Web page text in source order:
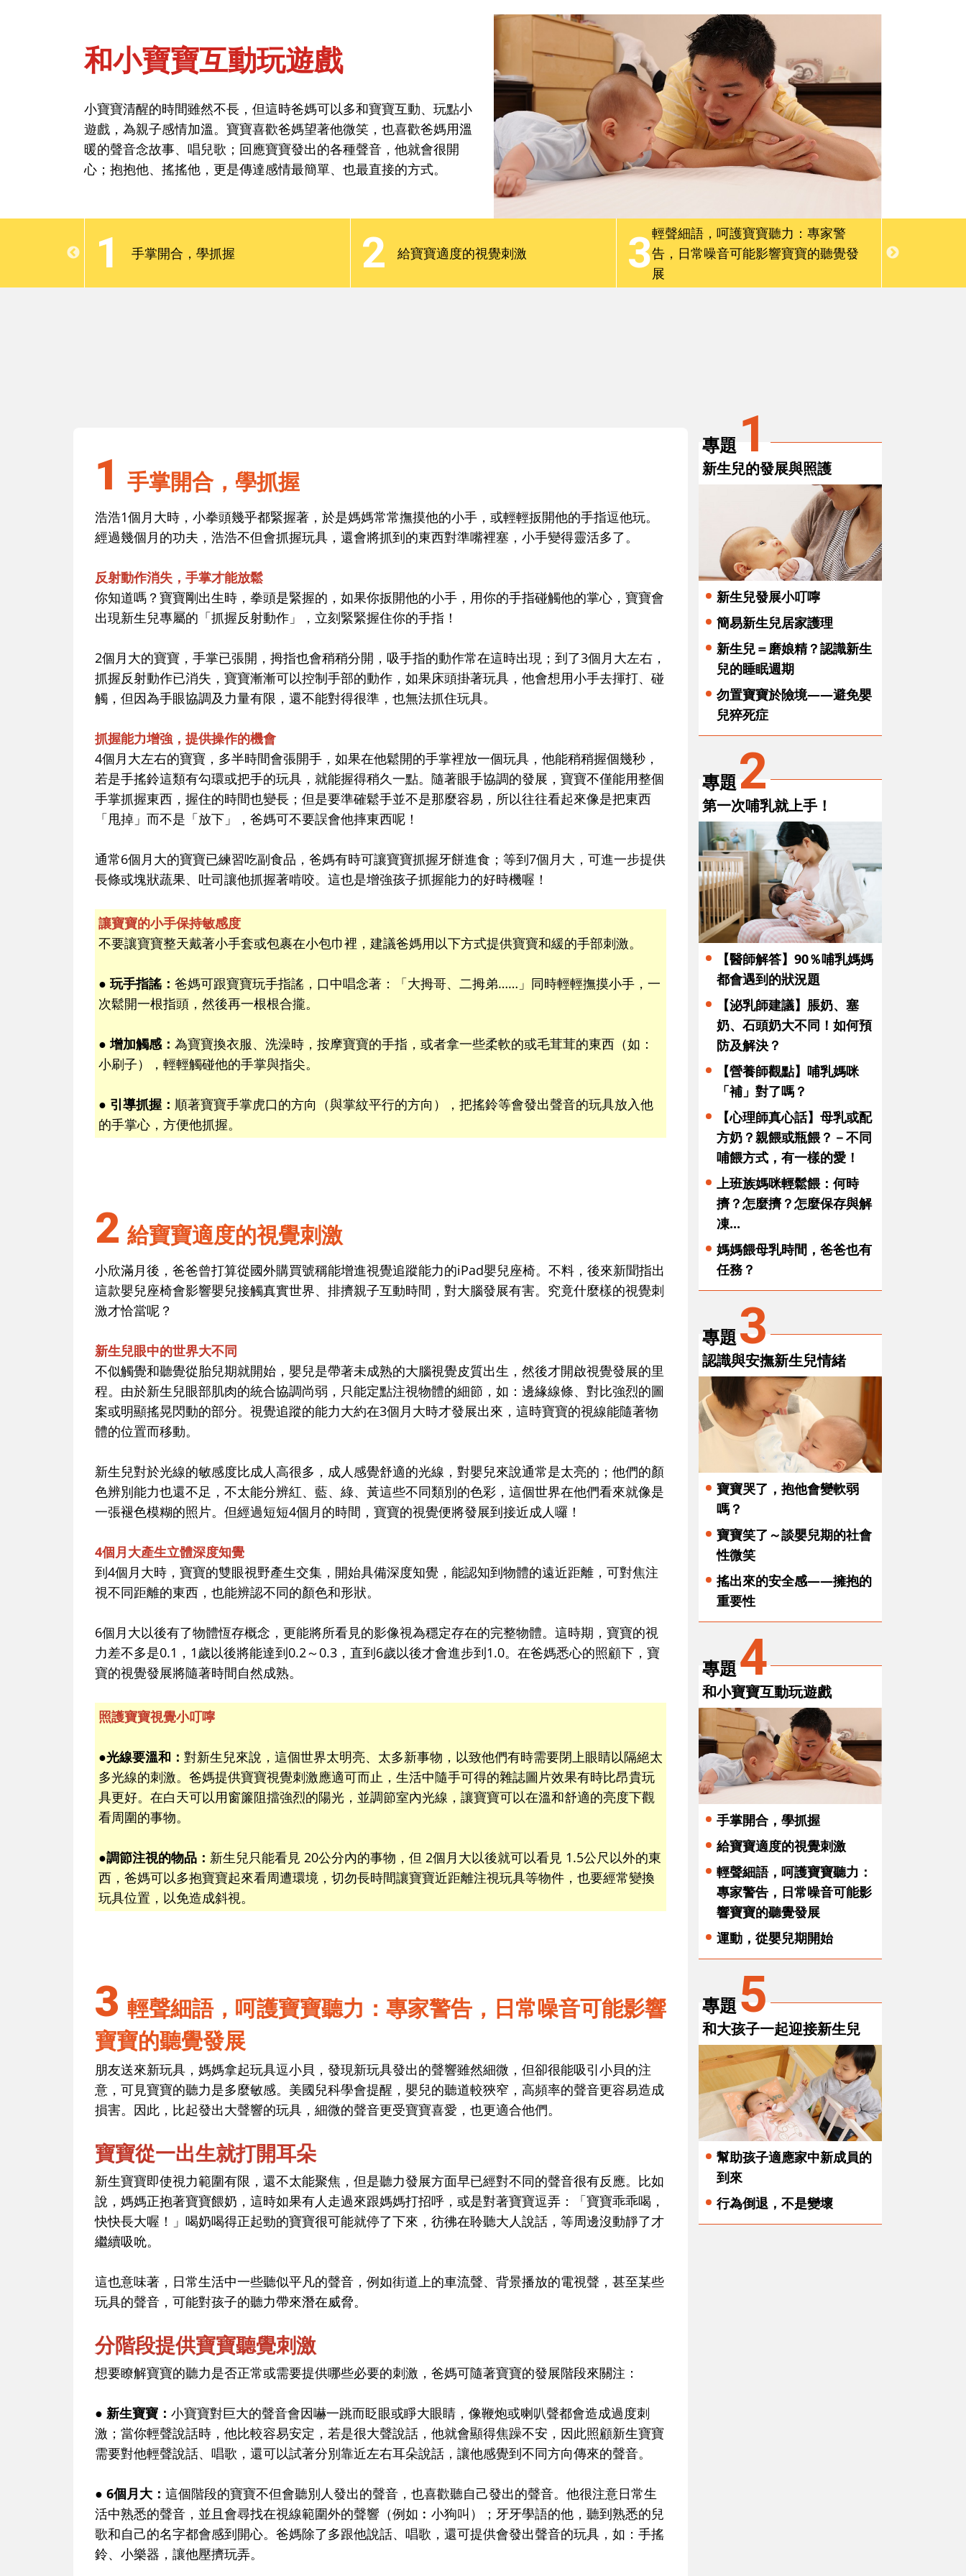
焦點話題 最新觀點 Podcast 親子慢讀 請問專家 會員限定服務
和小寶寶互動玩遊戲
小寶寶清醒的時間雖然不長，但這時爸媽可以多和寶寶互動、玩點小
遊戲，為親子感情加溫。寶寶喜歡爸媽望著他微笑，也喜歡爸媽用溫
暖的聲音念故事、唱兒歌；回應寶寶發出的各種聲音，他就會很開
心；抱抱他、搖搖他，更是傳達感情最簡單、也最直接的方式。
1 手掌開合，學抓握 2 給寶寶適度的視覺刺激 3輕聲細語，呵護寶寶聽力：專家警
告，日常噪音可能影響寶寶的聽覺發
展
4
和小寶寶互動玩遊戲
暖的聲音念故事、唱兒歌；回應寶寶發出的各種聲音，他就會很開
心；抱抱他、搖搖他，更是傳達感情最簡單、也最直接的方式。
1 手掌開合，學抓握
浩浩1個月大時，小拳頭幾乎都緊握著，於是媽媽常常撫摸他的小手，或輕輕扳開他的手指逗他玩。
經過幾個月的功夫，浩浩不但會抓握玩具，還會將抓到的東西對準嘴裡塞，小手變得靈活多了。
反射動作消失，手掌才能放鬆
你知道嗎？寶寶剛出生時，拳頭是緊握的，如果你扳開他的小手，用你的手指碰觸他的掌心，寶寶會
出現新生兒專屬的「抓握反射動作」，立刻緊緊握住你的手指！
2個月大的寶寶，手掌已張開，拇指也會稍稍分開，吸手指的動作常在這時出現；到了3個月大左右，
抓握反射動作已消失，寶寶漸漸可以控制手部的動作，如果床頭掛著玩具，他會想用小手去揮打、碰
觸，但因為手眼協調及力量有限，還不能對得很準，也無法抓住玩具。
抓握能力增強，提供操作的機會
4個月大左右的寶寶，多半時間會張開手，如果在他鬆開的手掌裡放一個玩具，他能稍稍握個幾秒，
若是手搖鈴這類有勾環或把手的玩具，就能握得稍久一點。隨著眼手協調的發展，寶寶不僅能用整個
手掌抓握東西，握住的時間也變長；但是要準確鬆手並不是那麼容易，所以往往看起來像是把東西
「甩掉」而不是「放下」，爸媽可不要誤會他摔東西呢！
通常6個月大的寶寶已練習吃副食品，爸媽有時可讓寶寶抓握牙餅進食；等到7個月大，可進一步提供
長條或塊狀蔬果、吐司讓他抓握著啃咬。這也是增強孩子抓握能力的好時機喔！
讓寶寶的小手保持敏感度
不要讓寶寶整天戴著小手套或包裹在小包巾裡，建議爸媽用以下方式提供寶寶和緩的手部刺激。
● 玩手指謠： 爸媽可跟寶寶玩手指謠，口中唱念著：「大拇哥、二拇弟……」同時輕輕撫摸小手，一
次鬆開一根指頭，然後再一根根合攏。
● 增加觸感： 為寶寶換衣服、洗澡時，按摩寶寶的手指，或者拿一些柔軟的或毛茸茸的東西（如：
小刷子），輕輕觸碰他的手掌與指尖。
● 引導抓握： 順著寶寶手掌虎口的方向（與掌紋平行的方向），把搖鈴等會發出聲音的玩具放入他
的手掌心，方便他抓握。
2 給寶寶適度的視覺刺激
小欣滿月後，爸爸曾打算從國外購買號稱能增進視覺追蹤能力的iPad嬰兒座椅。不料，後來新聞指出
這款嬰兒座椅會影響嬰兒接觸真實世界、排擠親子互動時間，對大腦發展有害。究竟什麼樣的視覺刺
激才恰當呢？
新生兒眼中的世界大不同
不似觸覺和聽覺從胎兒期就開始，嬰兒是帶著未成熟的大腦視覺皮質出生，然後才開啟視覺發展的里
程。由於新生兒眼部肌肉的統合協調尚弱，只能定點注視物體的細節，如：邊緣線條、對比強烈的圖
案或明顯搖晃閃動的部分。視覺追蹤的能力大約在3個月大時才發展出來，這時寶寶的視線能隨著物
體的位置而移動。
新生兒對於光線的敏感度比成人高很多，成人感覺舒適的光線，對嬰兒來說通常是太亮的；他們的顏
色辨別能力也還不足，不太能分辨紅、藍、綠、黃這些不同類別的色彩，這個世界在他們看來就像是
一張褪色模糊的照片。但經過短短4個月的時間，寶寶的視覺便將發展到接近成人囉！
4個月大產生立體深度知覺
到4個月大時，寶寶的雙眼視野產生交集，開始具備深度知覺，能認知到物體的遠近距離，可對焦注
視不同距離的東西，也能辨認不同的顏色和形狀。
6個月大以後有了物體恆存概念，更能將所看見的影像視為穩定存在的完整物體。這時期，寶寶的視
力差不多是0.1，1歲以後將能達到0.2～0.3，直到6歲以後才會進步到1.0。在爸媽悉心的照顧下，寶
寶的視覺發展將隨著時間自然成熟。
照護寶寶視覺小叮嚀
●光線要溫和： 對新生兒來說，這個世界太明亮、太多新事物，以致他們有時需要閉上眼睛以隔絕太
多光線的刺激。爸媽提供寶寶視覺刺激應適可而止，生活中隨手可得的雜誌圖片效果有時比昂貴玩
具更好。在白天可以用窗簾阻擋強烈的陽光，並調節室內光線，讓寶寶可以在溫和舒適的亮度下觀
看周圍的事物。
●調節注視的物品： 新生兒只能看見 20公分內的事物，但 2個月大以後就可以看見 1.5公尺以外的東
西，爸媽可以多抱寶寶起來看周遭環境，切勿長時間讓寶寶近距離注視玩具等物件，也要經常變換
玩具位置，以免造成斜視。
3 輕聲細語，呵護寶寶聽力：專家警告，日常噪音可能影響
寶寶的聽覺發展
朋友送來新玩具，媽媽拿起玩具逗小貝，發現新玩具發出的聲響雖然細微，但卻很能吸引小貝的注
意，可見寶寶的聽力是多麼敏感。美國兒科學會提醒，嬰兒的聽道較狹窄，高頻率的聲音更容易造成
損害。因此，比起發出大聲響的玩具，細微的聲音更受寶寶喜愛，也更適合他們。
寶寶從一出生就打開耳朵
新生寶寶即使視力範圍有限，還不太能聚焦，但是聽力發展方面早已經對不同的聲音很有反應。比如
說，媽媽正抱著寶寶餵奶，這時如果有人走過來跟媽媽打招呼，或是對著寶寶逗弄：「寶寶乖乖喝，
快快長大喔！」喝奶喝得正起勁的寶寶很可能就停了下來，彷彿在聆聽大人說話，等周邊沒動靜了才
繼續吸吮。
這也意味著，日常生活中一些聽似平凡的聲音，例如街道上的車流聲、背景播放的電視聲，甚至某些
玩具的聲音，可能對孩子的聽力帶來潛在威脅。
分階段提供寶寶聽覺刺激
想要瞭解寶寶的聽力是否正常或需要提供哪些必要的刺激，爸媽可隨著寶寶的發展階段來關注：
● 新生寶寶： 小寶寶對巨大的聲音會因嚇一跳而眨眼或睜大眼睛，像鞭炮或喇叭聲都會造成過度刺
激；當你輕聲說話時，他比較容易安定，若是很大聲說話，他就會顯得焦躁不安，因此照顧新生寶寶
需要對他輕聲說話、唱歌，還可以試著分別靠近左右耳朵說話，讓他感覺到不同方向傳來的聲音。
● 6個月大： 這個階段的寶寶不但會聽別人發出的聲音，也喜歡聽自己發出的聲音。他很注意日常生
活中熟悉的聲音，並且會尋找在視線範圍外的聲響（例如︰小狗叫）；牙牙學語的他，聽到熟悉的兒
歌和自己的名字都會感到開心。爸媽除了多跟他說話、唱歌，還可提供會發出聲音的玩具，如：手搖
鈴、小樂器，讓他壓擠玩弄。
專題 1
新生兒的發展與照護
新生兒發展小叮嚀
簡易新生兒居家護理
新生兒＝磨娘精？認識新生
兒的睡眠週期
勿置寶寶於險境——避免嬰
兒猝死症
專題2
第一次哺乳就上手！
【醫師解答】90％哺乳媽媽
都會遇到的狀況題
【泌乳師建議】脹奶、塞
奶、石頭奶大不同！如何預
防及解決？
【營養師觀點】哺乳媽咪
「補」對了嗎？
【心理師真心話】母乳或配
方奶？親餵或瓶餵？－不同
哺餵方式，有一樣的愛！
上班族媽咪輕鬆餵：何時
擠？怎麼擠？怎麼保存與解
凍...
媽媽餵母乳時間，爸爸也有
任務？
專題3
認識與安撫新生兒情緒
寶寶哭了，抱他會變軟弱
嗎？
寶寶笑了～談嬰兒期的社會
性微笑
搖出來的安全感——擁抱的
重要性
專題4
和小寶寶互動玩遊戲
手掌開合，學抓握
給寶寶適度的視覺刺激
輕聲細語，呵護寶寶聽力：
專家警告，日常噪音可能影
響寶寶的聽覺發展
運動，從嬰兒期開始
專題 5
和大孩子一起迎接新生兒
幫助孩子適應家中新成員的
到來
行為倒退，不是變壞